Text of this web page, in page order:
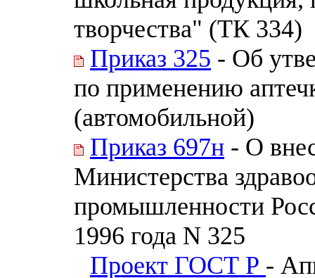
творчества" (ТК 334)
Приказ 325 - Об
по применению
(автомобильной)
Приказ 697н - О
Министерства
промышленности
1996 года N 325
Проект ГОСТ Р -